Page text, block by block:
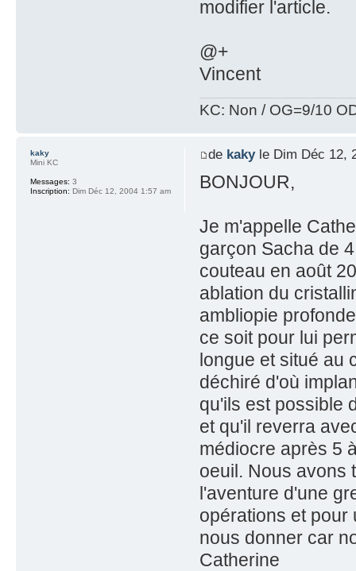
modifier l'article.
@+
Vincent
KC: Non / OG=9/10
de kakyle Dim Déc 12,
BONJOUR,
Je m'appelle
garçon Sacha de
couteau en août
ablation du
ambliopie
ce soit pour lui
longue et situé au
déchiré d'où
qu'ils est possible
et qu'il reverra
médiocre après 5
oeuil. Nous avons
l'aventure d'une
opérations et pour
nous donner car
Catherine
kaky
Mini KC
Messages: 3
Inscription: Dim Déc 12, 2004 1:57 am